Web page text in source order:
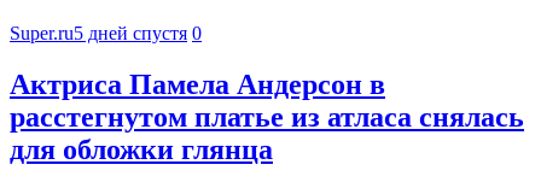
Super.ru5 дней спустя 0
Актриса Памела Андерсон в
расстегнутом платье из атласа снялась
для обложки глянца